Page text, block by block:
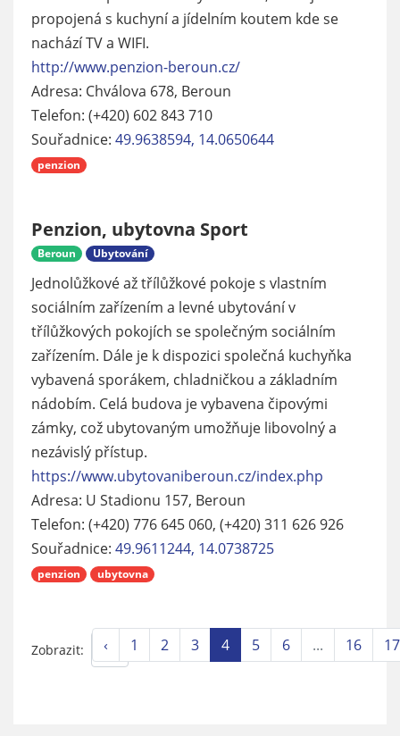
propojená s kuchyní a jídelním koutem kde se
nachází TV a WIFI.
http://www.penzion-beroun.cz/
Adresa: Chválova 678, Beroun
Telefon: (+420) 602 843 710
Souřadnice: 49.9638594, 14.0650644
penzion
Penzion, ubytovna Sport
Beroun Ubytování
Jednolůžkové až třílůžkové pokoje s vlastním
sociálním zařízením a levné ubytování v
třílůžkových pokojích se společným sociálním
zařízením. Dále je k dispozici společná kuchyňka
vybavená sporákem, chladničkou a základním
nádobím. Celá budova je vybavena čipovými
zámky, což ubytovaným umožňuje libovolný a
nezávislý přístup.
https://www.ubytovaniberoun.cz/index.php
Adresa: U Stadionu 157, Beroun
Telefon: (+420) 776 645 060, (+420) 311 626 926
Souřadnice: 49.9611244, 14.0738725
penzion ubytovna
Zobrazit: ‹ 1 2 3 4 5 6 ... 16 17